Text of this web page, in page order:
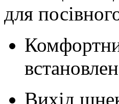
для
Вихід